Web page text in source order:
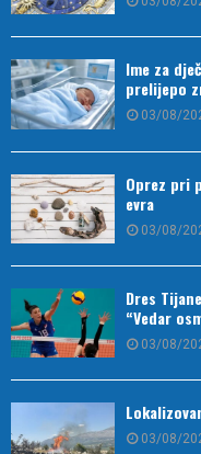
Ime za
prelijepo
03/08/
Oprez pri
evra
03/08/
Dres
“Vedar
03/08/
03/08/